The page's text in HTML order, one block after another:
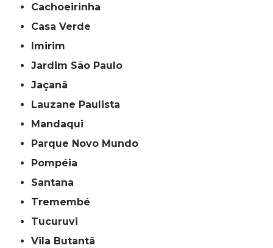
Cachoeirinha
Casa Verde
Imirim
Jardim São Paulo
Jaçanã
Lauzane Paulista
Mandaqui
Parque Novo Mundo
Pompéia
Santana
Tremembé
Tucuruvi
Vila Butantã